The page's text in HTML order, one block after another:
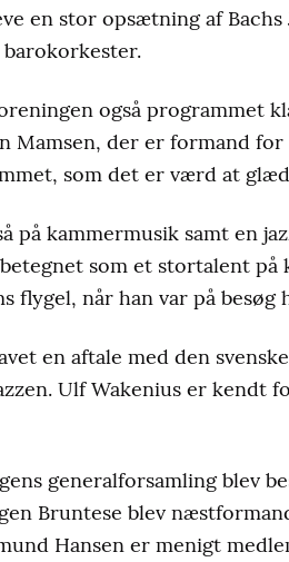
en stor opsætning af
også programmet
Mamsen, der er formand
som det er værd at
på kammermusik samt en
som et stortalent
flygel, når han var på
en aftale med den
Ulf Wakenius er kendt
generalforsamling blev
Bruntese blev
Hansen er menigt